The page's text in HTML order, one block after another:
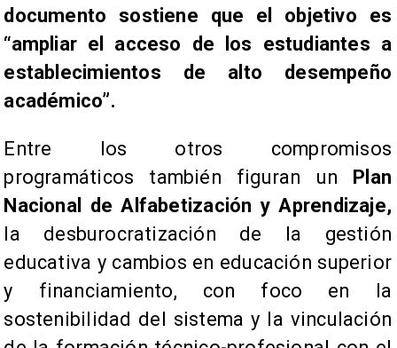
documento sostiene que el objetivo es
“ampliar el acceso de los estudiantes a
establecimientos de alto desempeño
académico”.
Entre los otros compromisos
programáticos también figuran un Plan
Nacional de Alfabetización y Aprendizaje,
la desburocratización de la gestión
educativa y cambios en educación superior
y financiamiento, con foco en la
sostenibilidad del sistema y la vinculación